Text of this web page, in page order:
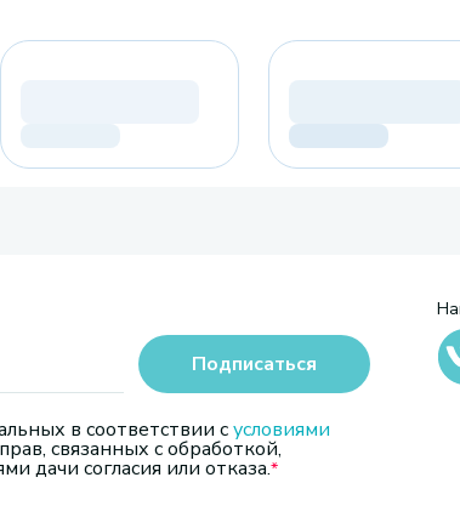
в соответствии сусловиями
связанных с обработкой,
дачи согласия или отказа.
Подписаться